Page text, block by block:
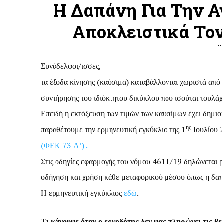
Η Δαπάνη Για Την
Αποκλειστικά
Συνάδελφοι/ισσες,
τα έξοδα κίνησης (καύσιμα) καταβάλλονται χωριστά
συντήρησης του ιδιόκτητου δικύκλου που ισούται
Επειδή η εκτόξευση των τιμών των καυσίμων έχει
παραθέτουμε την ερμηνευτική εγκύκλιο της 1ης
(ΦΕΚ 73 Α’) .
Στις οδηγίες εφαρμογής του νόμου 4611/19 δηλώνεται
οδήγηση και χρήση κάθε μεταφορικού μέσου όπως η
Η ερμηνευτική εγκύκλιοςεδώ.